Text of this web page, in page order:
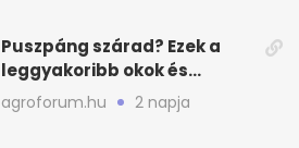
Puszpáng szárad? Ezek a
leggyakoribb okok és
teendők
agroforum.hu 2 napja